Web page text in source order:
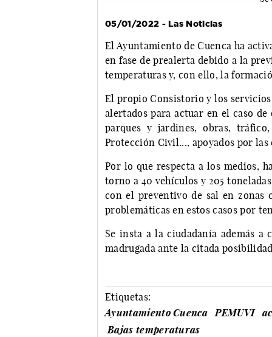
05/01/2022 - Las Noticias
El Ayuntamiento de Cuenca ha
en fase de prealerta debido a la
temperaturas y, con ello, la
El propio Consistorio y los
alertados para actuar en el caso
parques y jardines, obras,
Protección Civil..., apoyados por
Por lo que respecta a los medios,
torno a 40 vehículos y 205
con el preventivo de sal en zonas
problemáticas en estos casos por
Se insta a la ciudadanía además
madrugada ante la citada
Etiquetas:
Ayuntamiento Cuenca
PEMUVI
Bajas temperaturas